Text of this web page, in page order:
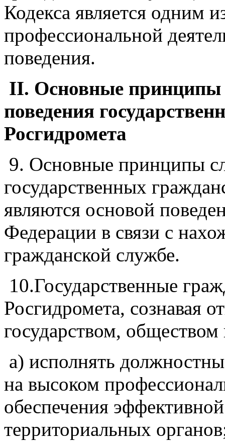
Кодекса является одним
профессиональной
поведения.
II. Основные принципы
поведения
Росгидромета
9. Основные принципы
государственных
являются основой
Федерации в связи с
гражданской службе.
10.Государственные
Росгидромета, сознавая
государством,
а) исполнять
на высоком
обеспечения
территориальных